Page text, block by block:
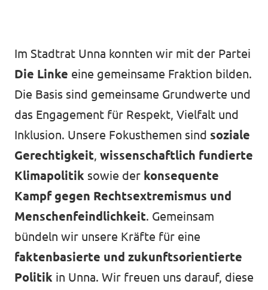
Im Stadtrat Unna konnten wir mit der Partei
Die Linke eine gemeinsame Fraktion bilden.
Die Basis sind gemeinsame Grundwerte und
das Engagement für Respekt, Vielfalt und
Inklusion. Unsere Fokusthemen sind soziale
Gerechtigkeit, wissenschaftlich fundierte
Klimapolitik sowie der konsequente
Kampf gegen Rechtsextremismus und
Menschenfeindlichkeit. Gemeinsam
bündeln wir unsere Kräfte für eine
faktenbasierte und zukunftsorientierte
Politik in Unna. Wir freuen uns darauf, diese